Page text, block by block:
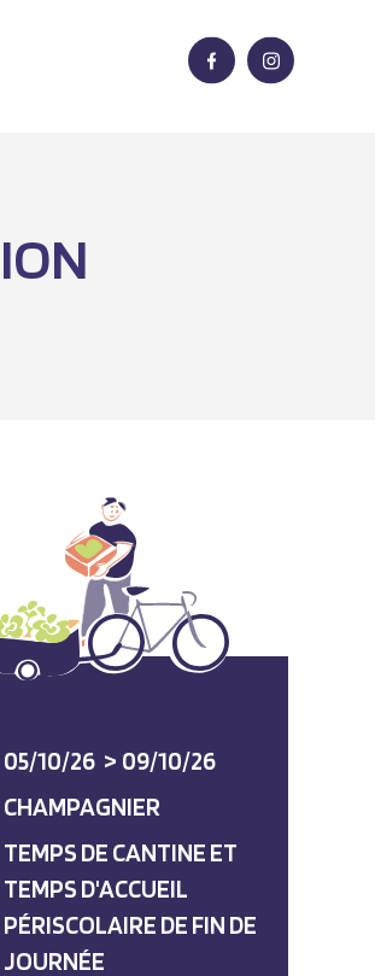
05/10/26 > 09/10/26
CHAMPAGNIER
TEMPS DE CANTINE ET
TEMPS D'ACCUEIL
PÉRISCOLAIRE DE FIN DE
JOURNÉE